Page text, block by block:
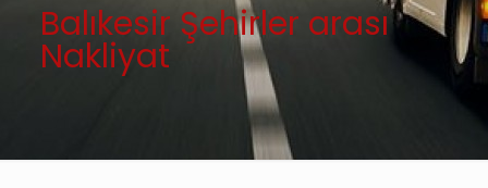
Balıkesir Şehirler arası
Nakliyat